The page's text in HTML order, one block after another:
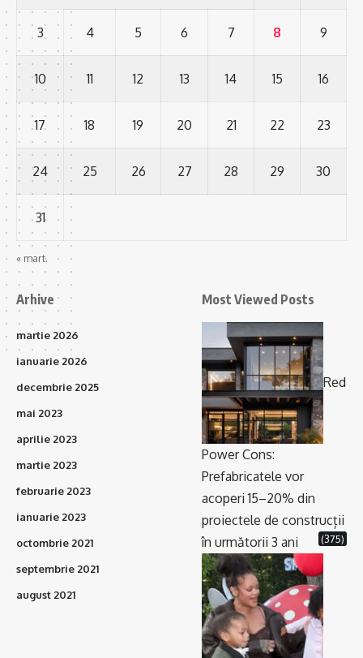
3 4 5 6 7 8 9
10 11 12 13 14 15 16
17 18 19 20 21 22 23
24 25 26 27 28 29 30
31
« mart.
Arhive
martie 2026
ianuarie 2026
decembrie 2025
mai 2023
aprilie 2023
martie 2023
februarie 2023
ianuarie 2023
octombrie 2021
septembrie 2021
august 2021
Most Viewed Posts
Red
Power Cons:
Prefabricatele vor
acoperi 15–20% din
proiectele de construcții
în următorii 3 ani
(375)